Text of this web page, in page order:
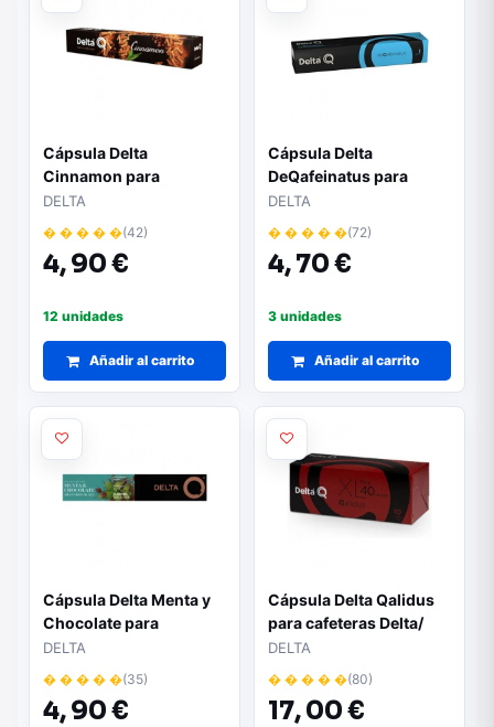
Cápsula Delta
Cinnamon para
cafeteras Delta/ Caja de
DELTA
� � � � �(42)
4,90 €
12 unidades
Añadir al carrito
Cápsula Delta
DeQafeinatus para
cafeteras Delta/ Caja de
DELTA
� � � � �(72)
4,70 €
3 unidades
Añadir al carrito
Cápsula Delta Menta y
Chocolate para
cafeteras Delta/ Caja de
DELTA
� � � � �(35)
4,90 €
Cápsula Delta Qalidus
para cafeteras Delta/
Caja de 40
DELTA
� � � � �(80)
17,00 €